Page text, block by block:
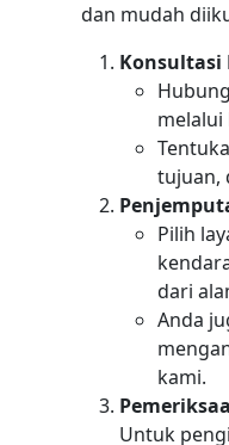
dan mudah
Konsultasi
melalui
tujuan,
Pilih
dari
Anda
kami.
Untuk